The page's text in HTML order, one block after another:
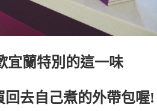
宜蘭特別的這一味
回去自己煮的外帶包喔!